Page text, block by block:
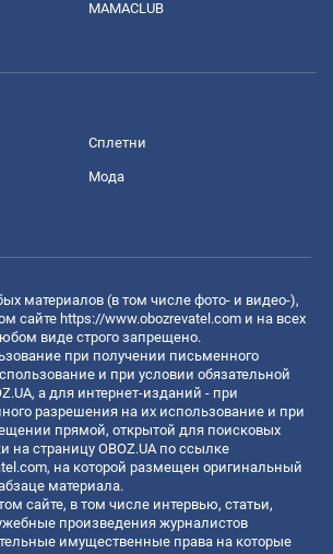
MAMACLUB
Сплетни
Мода
материалов (в том числе фото- и видео-),
сайте https://www.obozrevatel.com и на всех
виде строго запрещено.
при получении письменного
и при условии обязательной
а для интернет-изданий - при
разрешения на их использование и при
прямой, открытой для поисковых
на страницу OBOZ.UA по ссылке
, на которой размещен оригинальный
материала.
сайте, в том числе интервью, статьи,
произведения журналистов
имущественные права на которые